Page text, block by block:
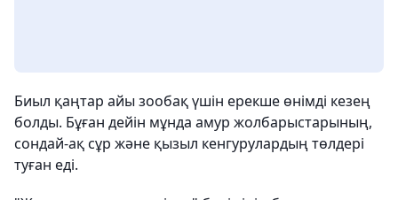
Биыл қаңтар айы зообақ үшін ерекше өнімді кезең
болды. Бұған дейін мұнда амур жолбарыстарының,
сондай-ақ сұр және қызыл кенгурулардың төлдері
туған еді.